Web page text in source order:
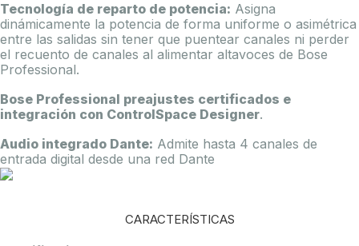
Tecnología de reparto de potencia: Asigna
dinámicamente la potencia de forma uniforme o asimétrica
entre las salidas sin tener que puentear canales ni perder
el recuento de canales al alimentar altavoces de Bose
Professional.
Bose Professional preajustes certificados e
integración con ControlSpace Designer.
Audio integrado Dante: Admite hasta 4 canales de
entrada digital desde una red Dante
CARACTERÍSTICAS